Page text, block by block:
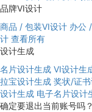
品牌VI设计
商品 / 包装VI设计 办公
计 查看所有
设计生成
名片设计生成 VI设计生
拉宝设计生成 奖状/证
设计生成 电子名片设计
确定要退出当前账号吗？